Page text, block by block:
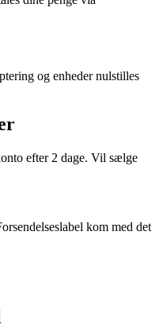
og enheder nulstilles
efter 2 dage. Vil sælge
kom med det